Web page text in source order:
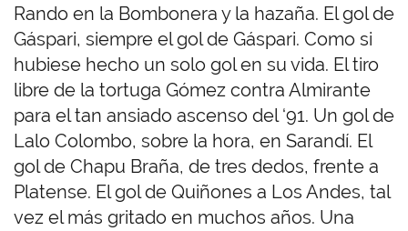
Rando en la Bombonera y la hazaña. El gol de
Gáspari, siempre el gol de Gáspari. Como si
hubiese hecho un solo gol en su vida. El tiro
libre de la tortuga Gómez contra Almirante
para el tan ansiado ascenso del ‘91. Un gol de
Lalo Colombo, sobre la hora, en Sarandí. El
gol de Chapu Braña, de tres dedos, frente a
Platense. El gol de Quiñones a Los Andes, tal
vez el más gritado en muchos años. Una